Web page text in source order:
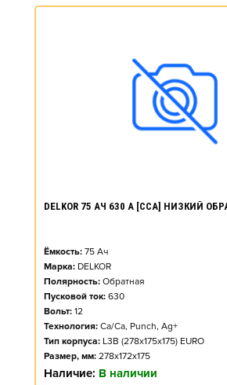
DELKOR 75 АЧ 630 А [CCA] НИЗКИЙ
Ёмкость: 75 Ач
Марка: DELKOR
Полярность: Обратная
Пусковой ток: 630
Вольт: 12
Технология: Ca/Ca, Punch, Ag+
Тип корпуса: L3B (278x175x175) EURO
Размер, мм: 278x172x175
Наличие: В наличии